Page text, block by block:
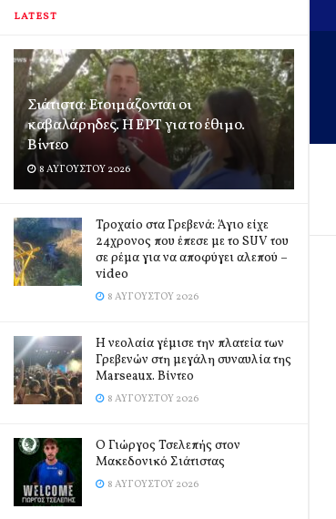
LATEST
Σιάτιστα: Ετοιμάζονται οι
καβαλάρηδες. Η ΕΡΤ για το έθιμο.
Βίντεο
8 ΑΥΓΟΎΣΤΟΥ 2026
Τροχαίο στα Γρεβενά: Άγιο είχε
24χρονος που έπεσε με το SUV του
σε ρέμα για να αποφύγει αλεπού –
video
8 ΑΥΓΟΎΣΤΟΥ 2026
Η νεολαία γέμισε την πλατεία των
Γρεβενών στη μεγάλη συναυλία της
Marseaux. Βίντεο
8 ΑΥΓΟΎΣΤΟΥ 2026
Ο Γιώργος Τσελεπής στον
Μακεδονικό Σιάτιστας
8 ΑΥΓΟΎΣΤΟΥ 2026